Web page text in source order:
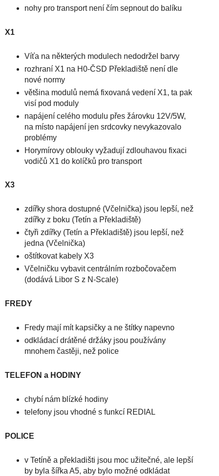
nohy pro transport není čím sepnout do balíku
X1
Víťa na některých modulech nedodržel barvy
rozhraní X1 na H0-ČSD Překladiště není dle
nové normy
většina modulů nemá fixovaná vedení X1, ta pak
visí pod moduly
napájení celého modulu přes žárovku 12V/5W,
na místo napájení jen srdcovky nevykazovalo
problémy
Horymírovy oblouky vyžadují zdlouhavou fixaci
vodičů X1 do kolíčků pro transport
X3
zdířky shora dostupné (Včelnička) jsou lepší, než
zdířky z boku (Tetín a Překladiště)
čtyři zdířky (Tetín a Překladiště) jsou lepší, než
jedna (Včelnička)
oštítkovat kabely X3
Včelničku vybavit centrálním rozbočovačem
(dodává Libor S z N-Scale)
FREDY
Fredy mají mít kapsičky a ne štítky napevno
odkládací drátěné držáky jsou používány
mnohem častěji, než police
TELEFON a HODINY
chybí nám blízké hodiny
telefony jsou vhodné s funkcí REDIAL
POLICE
v Tetíně a překladišti jsou moc užitečné, ale lepší
by byla šířka A5, aby bylo možné odkládat